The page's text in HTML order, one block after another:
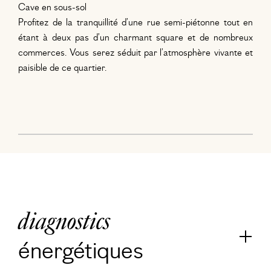
Cave en sous-sol
Profitez de la tranquillité d’une rue semi-piétonne tout en
étant à deux pas d’un charmant square et de nombreux
commerces. Vous serez séduit par l’atmosphère vivante et
paisible de ce quartier.
diagnostics
énergétiques